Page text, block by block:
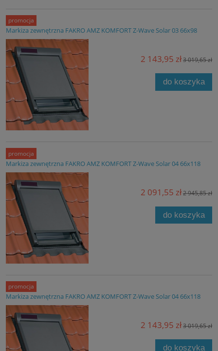
Markiza zewnętrzna FAKRO AMZ KOMFORT Z-Wave Solar 03 66x98
2 143,95 zł3 019,65 zł
do koszyka
promocja
Markiza zewnętrzna FAKRO AMZ KOMFORT Z-Wave Solar 04 66x118
2 091,55 zł2 945,85 zł
do koszyka
promocja
Markiza zewnętrzna FAKRO AMZ KOMFORT Z-Wave Solar 04 66x118
2 143,95 zł3 019,65 zł
do koszyka
promocja